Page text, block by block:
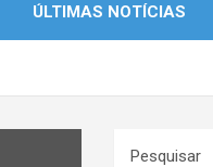
ÚLTIMAS NOTÍCIAS
Pesquisar